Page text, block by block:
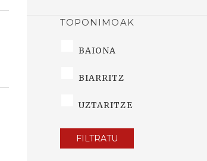
TOPONIMOAK
BAIONA
BIARRITZ
UZTARITZE
FILTRATU